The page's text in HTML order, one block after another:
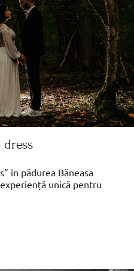
în pădurea Băneasa
unică pentru